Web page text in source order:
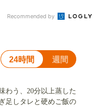
Recommended by
24時間 週間
わう、20分以上蒸した
足しタレと硬めご飯の